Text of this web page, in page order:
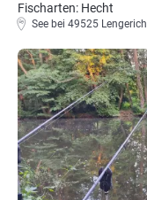
Fischarten: Hecht
See bei 49525 Lengerich